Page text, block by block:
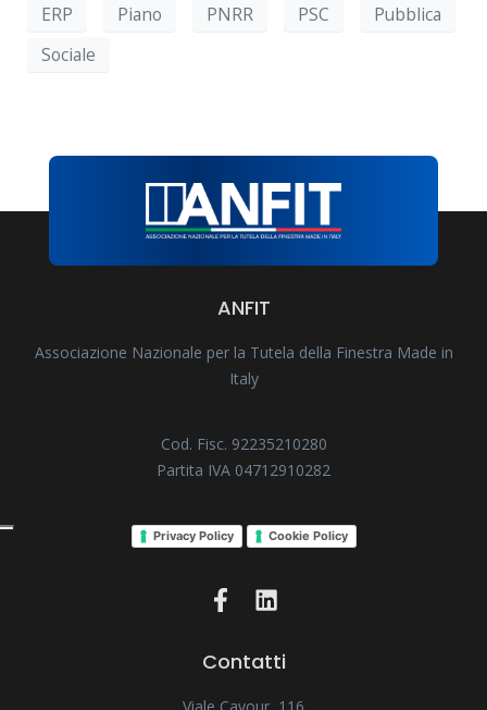
ERP
Piano PNRR PSC
Pubblica
Sociale
ANFIT
Associazione Nazionale per la Tutela della Finestra Made in
Italy
Cod. Fisc. 92235210280
Partita IVA 04712910282
Privacy Policy Cookie Policy
Contatti
Viale Cavour, 116